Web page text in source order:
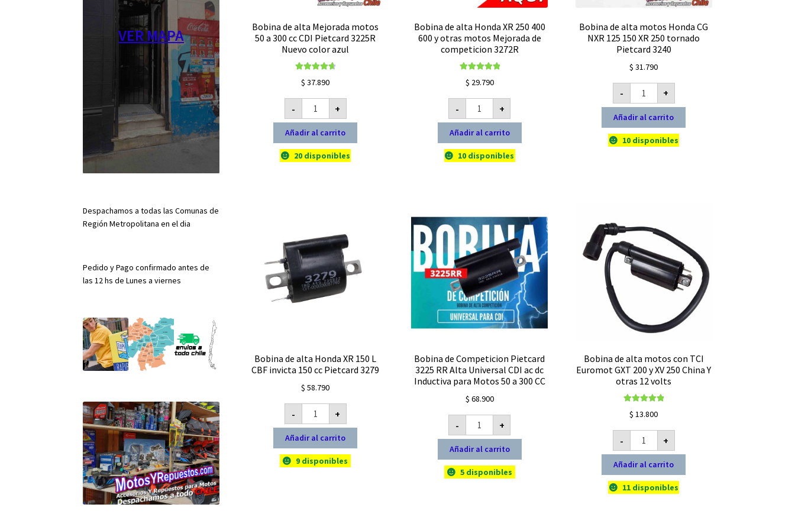
Bobina de alta Mejorada motos
50 a 300 cc CDI Pietcard 3225R
Nuevo color azul
4.78
$ 37.890
-
Bobina
alta
motos
50
a
300
+
Añadir al carrito
20 disponibles
Bobina de alta Honda XR 250 400
600 y otras motos Mejorada de
competicion 3272R
5.00
$ 29.790
-
Bobina
alta
XR
250
400
600
3272R
cantidad
+
Añadir al carrito
10 disponibles
Bobina de alta motos Honda CG
NXR 125 150 XR 250 tornado
Pietcard 3240
$ 31.790
-
Bobina
alta
Honda
CG
NXR
125
+
Añadir al carrito
10 disponibles
Bobina de alta Honda XR 150 L
CBF invicta 150 cc Pietcard 3279
$ 58.790
-
Bobina
alta
XR
150
L
CBF
+
Añadir al carrito
9 disponibles
Bobina de Competicion Pietcard
3225 RR Alta Universal CDI ac dc
Inductiva para Motos 50 a 300 CC
$ 68.900
-
Bobina
Competicion
3225
RR
Alta
Universal
+
Añadir al carrito
5 disponibles
Bobina de alta motos con TCI
Euromot GXT 200 y XV 250 China Y
otras 12 volts
5.00
$ 13.800
-
Bobina
alta
con
TCI
Euromot
GXT
+
Añadir al carrito
11 disponibles
VER MAPA
Despachamos a todas las Comunas de
Región Metropolitana en el dia
Pedido y Pago confirmado antes de
las 12 hs de Lunes a viernes